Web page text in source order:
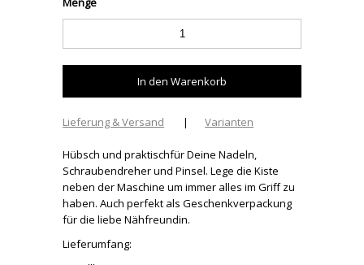
Lieferung & Versand | Varianten
Hübsch und praktischfür Deine Nadeln,
Schraubendreher und Pinsel. Lege die Kiste
neben der Maschine um immer alles im Griff zu
haben. Auch perfekt als Geschenkverpackung
für die liebe Nähfreundin.
Lieferumfang: